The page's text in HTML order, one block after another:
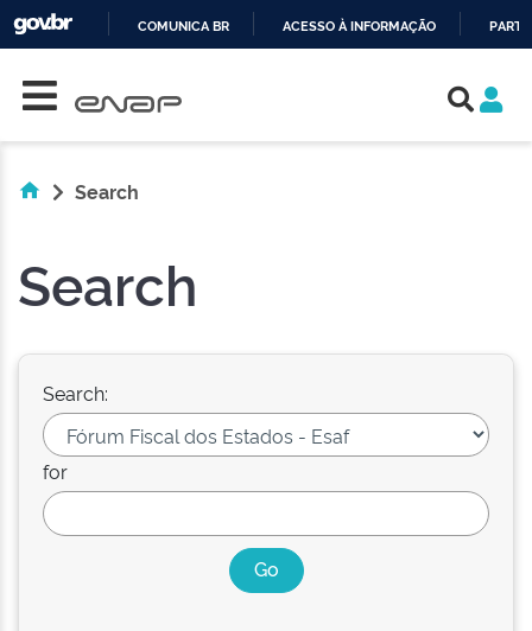
COMUNICA BR ACESSO À INFORMAÇÃO
Search
Search
Search:
for